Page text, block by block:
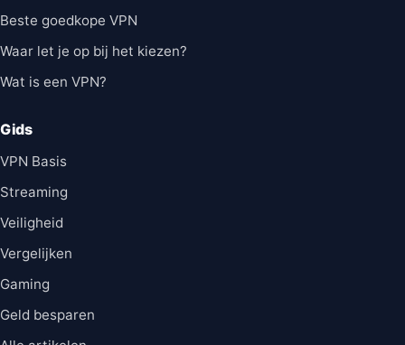
Beste goedkope VPN
Waar let je op bij het kiezen?
Wat is een VPN?
Gids
VPN Basis
Streaming
Veiligheid
Vergelijken
Gaming
Geld besparen